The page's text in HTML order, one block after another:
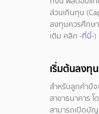
ส่วนเกินทุน
ลงทุนควรศึกษา
เติม คลิก -ที่นี่-)
เริ่มต้นลงทุ
สำหรับลูกค้าปั
สาขาธนาคาร
สามารถเปิดบั